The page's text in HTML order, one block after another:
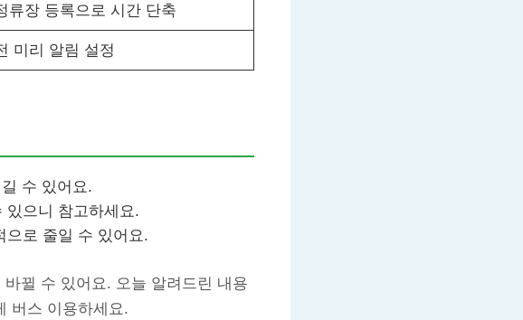
류장 등록으로 시간 단축
미리 알림 설정
수 있어요.
있으니 참고하세요.
으로 줄일 수 있어요.
뀔 수 있어요. 오늘 알려드린 내용
버스 이용하세요.